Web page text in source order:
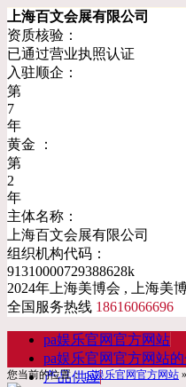
上海百文会展有限公司
资质核验：
已通过营业执照认证
入驻顺企：
第
7
年
黄金 ：
第
2
年
主体名称：
上海百文会展有限公司
组织机构代码：
91310000729388628k
2024年上海美博会 , 上海美
全国服务热线 18616066696
pa娱乐官网官方网站
pa娱乐官网官方网站
产品供应
您当前的位置：pa娱乐官网官方网站 »